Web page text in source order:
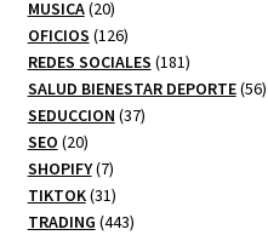
MUSICA 2020
productos
OFICIOS 126126
productos
REDES SOCIALES 181181
productos
SALUD BIENESTAR DEPORTE 5656
SEDUCCION 3737
SEO 2020
productos
SHOPIFY 77
productos
TIKTOK 3131
productos
TRADING 443443